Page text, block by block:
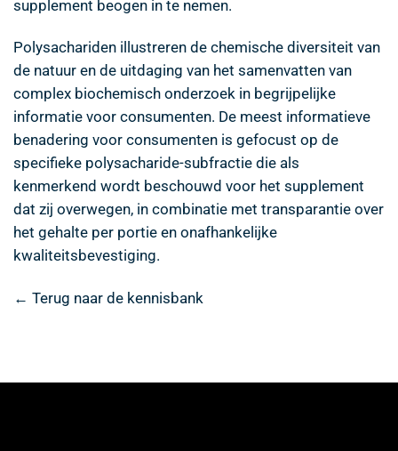
supplement beogen in te nemen.
Polysachariden illustreren de chemische diversiteit van
de natuur en de uitdaging van het samenvatten van
complex biochemisch onderzoek in begrijpelijke
informatie voor consumenten. De meest informatieve
benadering voor consumenten is gefocust op de
specifieke polysacharide-subfractie die als
kenmerkend wordt beschouwd voor het supplement
dat zij overwegen, in combinatie met transparantie over
het gehalte per portie en onafhankelijke
kwaliteitsbevestiging.
← Terug naar de kennisbank